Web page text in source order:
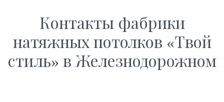
Контакты фабрики
натяжных потолков «Твой
стиль» в Железнодорожном